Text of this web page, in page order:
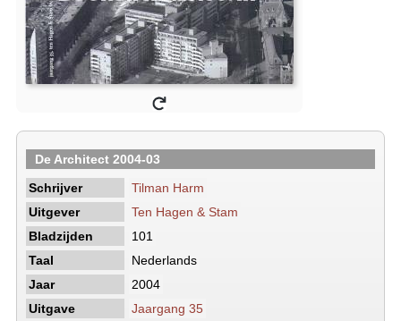
De Architect 2004-03
Schrijver
Tilman Harm
Uitgever
Ten Hagen & Stam
Bladzijden
101
Taal
Nederlands
Jaar
2004
Uitgave
Jaargang 35